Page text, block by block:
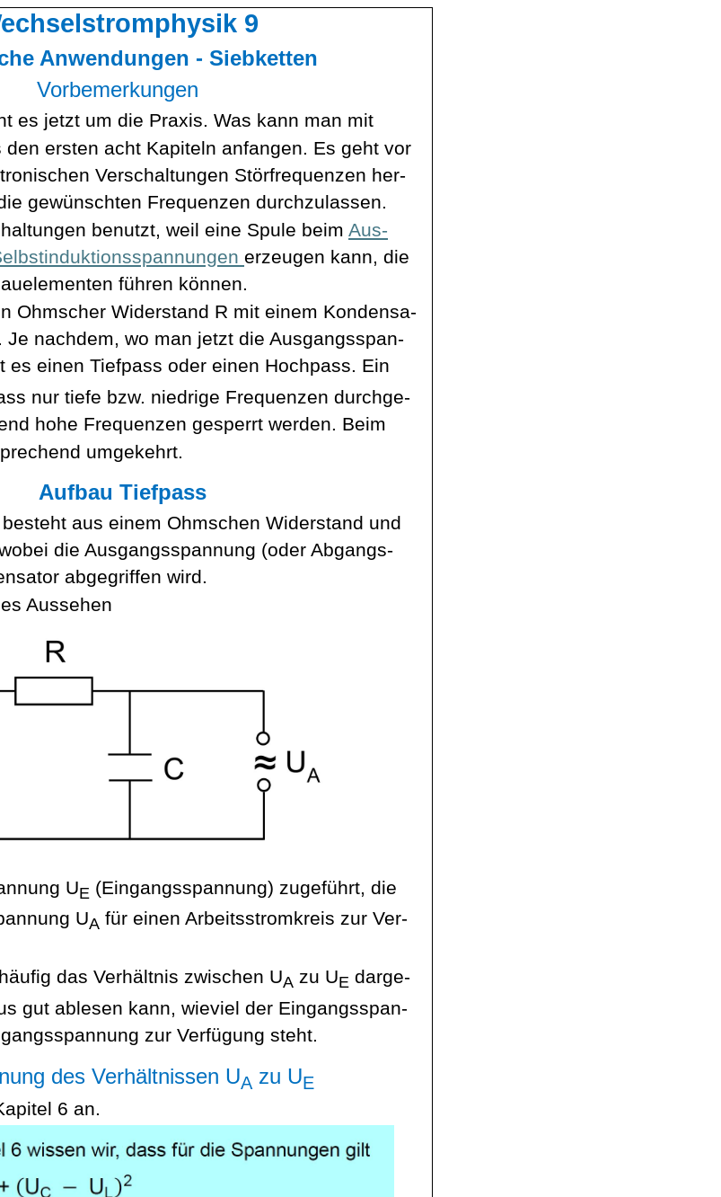
9
Anwendungen - Siebketten
Vorbemerkungen
es jetzt um die Praxis. Was kann man mit
ersten acht Kapiteln anfangen. Es geht vor
Verschaltungen Störfrequenzen her-
gewünschten Frequenzen durchzulassen.
benutzt, weil eine Spule beimAus-
erzeugen kann, die
führen können.
Ohmscher Widerstand R mit einem Kondensa-
Je nachdem, wo man jetzt die Ausgangsspan-
es einen Tiefpass oder einen Hochpass. Ein
nur tiefe bzw. niedrige Frequenzendurchge-
hohe Frequenzen gesperrt werden. Beim
umgekehrt.
Aufbau Tiefpass
aus einem Ohmschen Widerstand und
die Ausgangsspannung (oder Abgangs-
abgegriffen wird.
Aussehen
UE (Eingangsspannung) zugeführt, die
UA für einen Arbeitsstromkreis zur Ver-
das Verhältnis zwischen UA zu UE darge-
gut ablesen kann, wieviel der Eingangsspan-
zur Verfügung steht.
des Verhältnissen UA zu UE
6 an.